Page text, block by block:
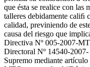
que ésta se realice con las
talleres debidamente caliﬁ
calidad, previniendo de
causa del riesgo que
Directiva Nº 005-2007-
Directoral Nº 14540-
Supremo mediante